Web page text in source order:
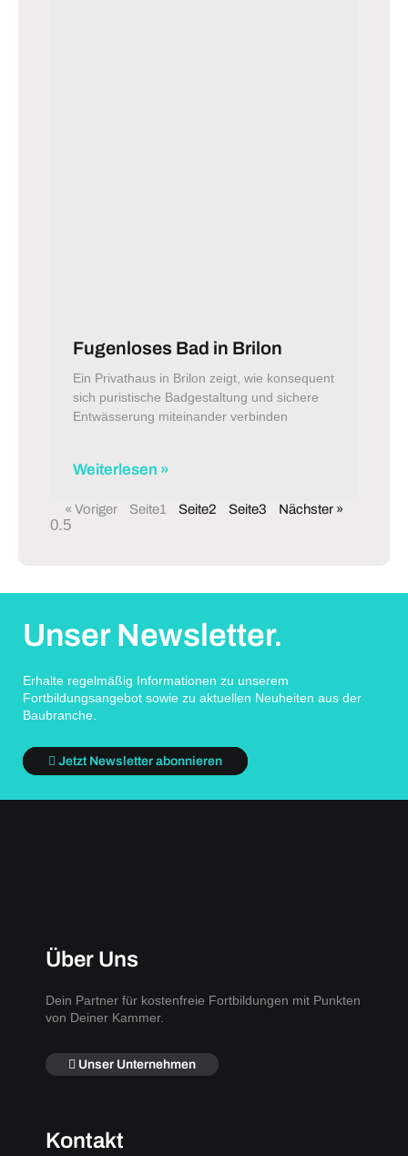
Fugenloses Bad in Brilon
Ein Privathaus in Brilon zeigt, wie konsequent
sich puristische Badgestaltung und sichere
Entwässerung miteinander verbinden
Weiterlesen »
« Voriger Seite1 Seite2 Seite3 Nächster »
Unser Newsletter.
Erhalte regelmäßig Informationen zu unserem
Fortbildungsangebot sowie zu aktuellen Neuheiten aus der
Baubranche.
Jetzt Newsletter abonnieren
Über Uns
Dein Partner für kostenfreie Fortbildungen mit Punkten
von Deiner Kammer.
Unser Unternehmen
Kontakt